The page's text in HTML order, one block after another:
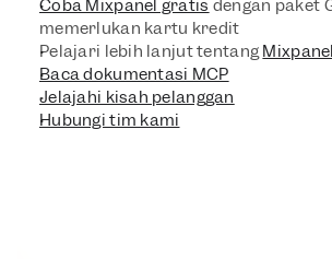
Coba Mixpanel gratis dengan paket
memerlukan kartu kredit
Pelajari lebih lanjut tentang
Baca dokumentasi MCP
Jelajahi kisah pelanggan
Hubungi tim kami